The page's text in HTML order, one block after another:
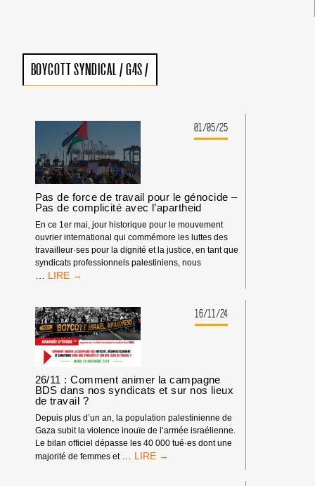
BOYCOTT SYNDICAL /G4S/
01/05/25
Pas de force de travail pour le génocide –
Pas de complicité avec l’apartheid
En ce 1er mai, jour historique pour le mouvement
ouvrier international qui commémore les luttes des
travailleur·ses pour la dignité et la justice, en tant que
syndicats professionnels palestiniens, nous
PAS
DE
TRAVAIL
POUR
LE
GÉNOCIDE
–
PAS
DE
COMPLICITÉ
AVEC
L’APARTHEID
16/11/24
26/11 : Comment animer la campagne
BDS dans nos syndicats et sur nos lieux
de travail ?
Depuis plus d’un an, la population palestinienne de
Gaza subit la violence inouïe de l’armée israélienne.
Le bilan officiel dépasse les 40 000 tué·es dont une
majorité de femmes et
26/11